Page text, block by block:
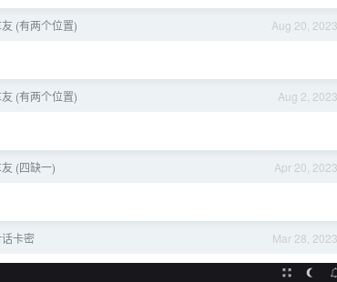
Aug 20, 2023
(有两个位置)
Aug 2, 2023
(有两个位置)
Apr 20, 2023
(四缺一)
Mar 28, 2023
卡密